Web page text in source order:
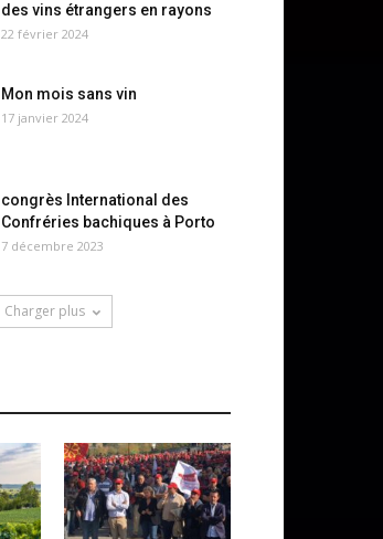
des vins étrangers en rayons
22 février 2024
Mon mois sans vin
17 janvier 2024
congrès International des
Confréries bachiques à Porto
7 décembre 2023
Charger plus